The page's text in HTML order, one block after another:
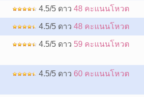
4.5/5 ดาว 48 คะแนนโหวต
4.5/5 ดาว 48 คะแนนโหวต
4.5/5 ดาว 59 คะแนนโหวต
4.5/5 ดาว 60 คะแนนโหวต